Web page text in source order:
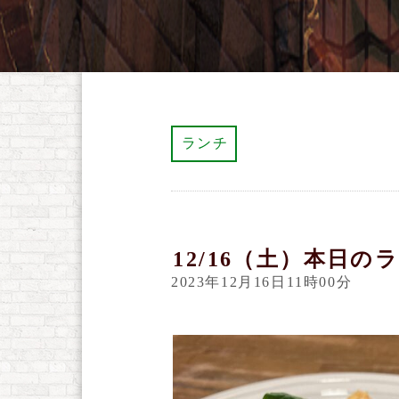
ランチ
12/16（土）本日の
2023年12月16日11時00分